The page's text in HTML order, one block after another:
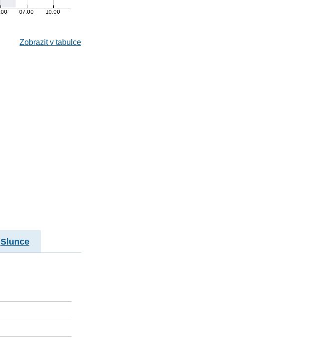
Zobrazit v tabulce
Slunce